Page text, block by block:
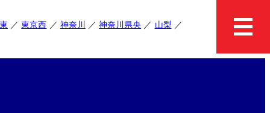
東京西 神奈川 神奈川県央 山梨